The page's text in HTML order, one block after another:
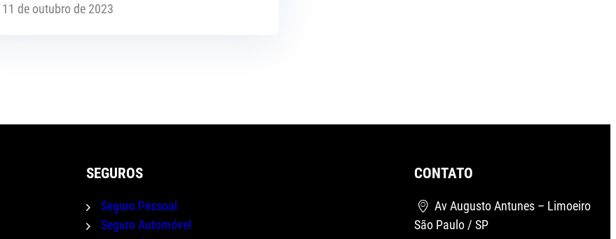
11 de outubro de 2023
SEGUROS
Seguro Pessoal
Seguro Automóvel
CONTATO
Av Augusto Antunes – Limoeiro
São Paulo / SP